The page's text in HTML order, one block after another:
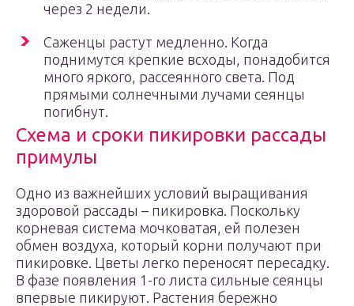
через 2 недели.
Саженцы растут медленно. Когда
поднимутся крепкие всходы, понадобится
много яркого, рассеянного света. Под
прямыми солнечными лучами сеянцы
погибнут.
Схема и сроки пикировки рассады
примулы
Одно из важнейших условий выращивания
здоровой рассады – пикировка. Поскольку
корневая система мочковатая, ей полезен
обмен воздуха, который корни получают при
пикировке. Цветы легко переносят пересадку.
В фазе появления 1-го листа сильные сеянцы
впервые пикируют. Растения бережно